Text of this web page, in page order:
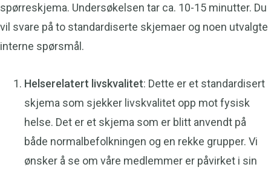
spørreskjema. Undersøkelsen tar ca. 10-15 minutter. Du
vil svare på to standardiserte skjemaer og noen utvalgte
interne spørsmål.
Helserelatert livskvalitet: Dette er et standardisert
skjema som sjekker livskvalitet opp mot fysisk
helse. Det er et skjema som er blitt anvendt på
både normalbefolkningen og en rekke grupper. Vi
ønsker å se om våre medlemmer er påvirket i sin